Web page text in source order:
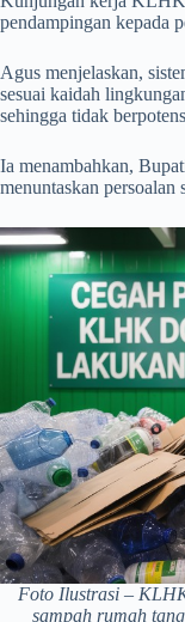
pendampingan kepada
Agus menjelaskan,
sesuai kaidah
sehingga tidak
Ia menambahkan,
menuntaskan persoalan
Foto Ilustrasi –
sampah rumah